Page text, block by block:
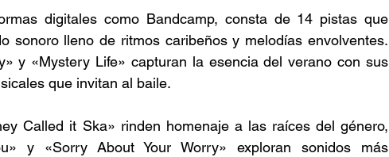
digitales como Bandcamp, consta de 14 pistas que
sonoro lleno de ritmos caribeños y melodías envolventes.
y «Mystery Life» capturan la esencia del verano con sus
que invitan al baile.
Called it Ska» rinden homenaje a las raíces del género,
y «Sorry About Your Worry» exploran sonidos más